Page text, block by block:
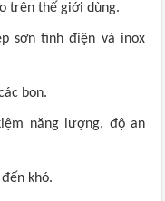
trên thế giới dùng.
sơn tĩnh điện và inox
bon.
năng lượng, độ an
khó.